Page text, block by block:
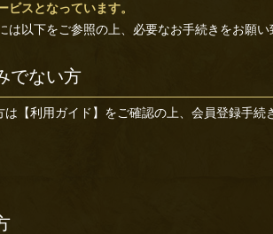
ビスとなっています。
は以下をご参照の上、必要なお手続きをお願い
でない方
は 【利用ガイド】 をご確認の上、会員登録手続